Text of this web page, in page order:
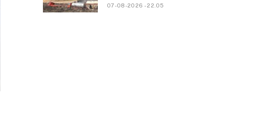
07-08-2026 - 22.05